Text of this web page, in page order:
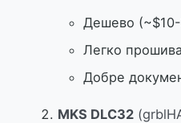
Дешево
Легко
Добре
MKS DLC32